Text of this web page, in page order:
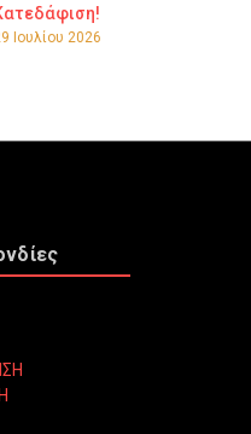
Ιουλίου 2026